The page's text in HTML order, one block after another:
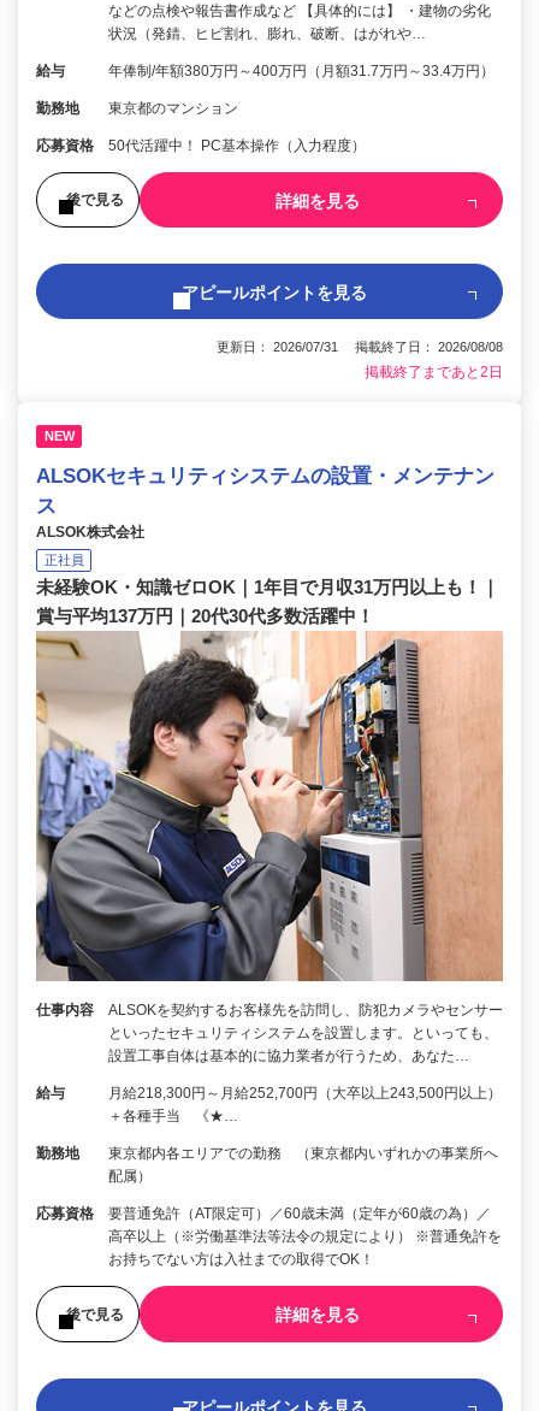
などの点検や報告書作成など 【具体的には】 ・建物の劣化
状況（発錆、ヒビ割れ、膨れ、破断、はがれや…
給与 年俸制/年額380万円～400万円（月額31.7万円～33.4万円）
勤務地 東京都のマンション
応募資格 50代活躍中！ PC基本操作（入力程度）
後で見る 詳細を見る
アピールポイントを見る
更新日： 2026/07/31 掲載終了日： 2026/08/08
掲載終了まであと2日
NEW
ALSOKセキュリティシステムの設置・メンテナン
ス
ALSOK株式会社
正社員
未経験OK・知識ゼロOK｜1年目で月収31万円以上も！｜
賞与平均137万円｜20代30代多数活躍中！
仕事内容
ALSOKを契約するお客様先を訪問し、防犯カメラやセンサー
といったセキュリティシステムを設置します。といっても、
設置工事自体は基本的に協力業者が行うため、あなた…
給与
月給218,300円～月給252,700円（大卒以上243,500円以上）
＋各種手当 《★…
勤務地
東京都内各エリアでの勤務 （東京都内いずれかの事業所へ
配属）
応募資格
要普通免許（AT限定可）／60歳未満（定年が60歳の為）／
高卒以上（※労働基準法等法令の規定により） ※普通免許を
お持ちでない方は入社までの取得でOK！
後で見る 詳細を見る
アピールポイントを見る